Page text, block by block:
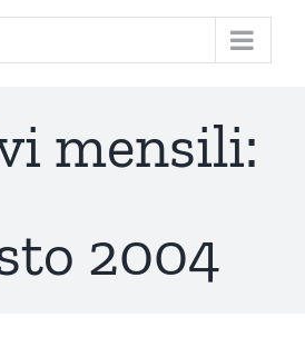
mensili:
2004